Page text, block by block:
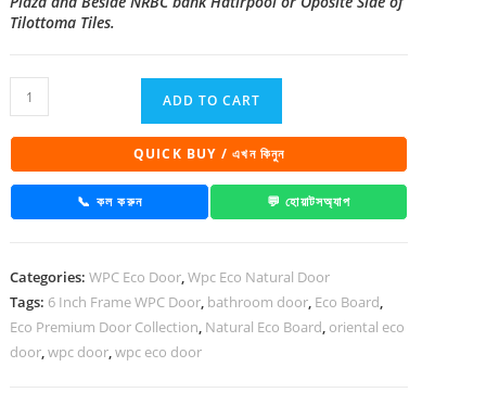
Tilottoma Tiles.
Eco
Natural
Bathroom
Door
5
6
Inch
Frame
WPC
ADD TO CART
QUICK BUY / এখন কিনুন
📞 কল করুন 💬 হোয়াটসঅ্যাপ
Categories:WPC Eco Door,Wpc Eco Natural Door
Tags: 6 Inch Frame WPC Door, bathroom door, Eco Board,
Eco Premium Door Collection, Natural Eco Board, oriental eco
door,wpc door,wpc eco door